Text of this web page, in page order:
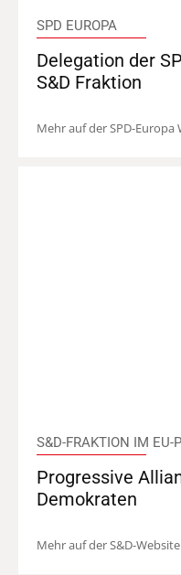
SPD EUROPA
Delegation der
S&D Fraktion
Mehr auf der SPD-Europa
S&D-FRAKTION IM EU-
Progressive
Demokraten
Mehr auf der S&D-Website